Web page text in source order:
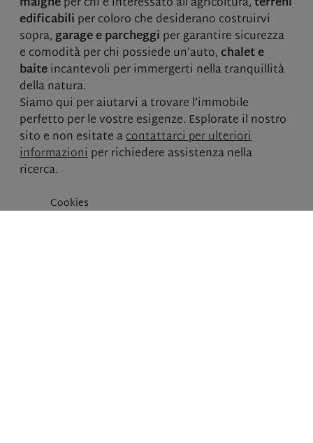
edificabili per coloro che desiderano costruirvi
sopra,garage e parcheggi per garantire sicurezza
e comodità per chi possiede un’auto,chalet e
baiteincantevoli per immergerti nella tranquillità
della natura.
Siamo qui per aiutarvi a trovare l’immobile
perfetto per le vostre esigenze. Esplorate il nostro
sito e non esitate acontattarci per ulteriori
informazioniper richiedere assistenza nella
ricerca.
Cookies